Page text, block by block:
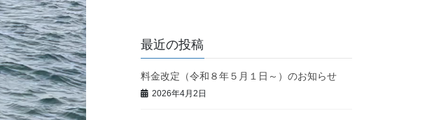
最近の投稿
料金改定（令和８年５月１日～）のお知らせ
2026年4月2日